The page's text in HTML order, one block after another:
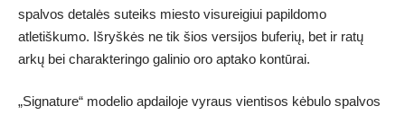
spalvos detalės suteiks miesto visureigiui papildomo
atletiškumo. Išryškės ne tik šios versijos buferių, bet ir ratų
arkų bei charakteringo galinio oro aptako kontūrai.
„Signature“ modelio apdailoje vyraus vientisos kėbulo spalvos